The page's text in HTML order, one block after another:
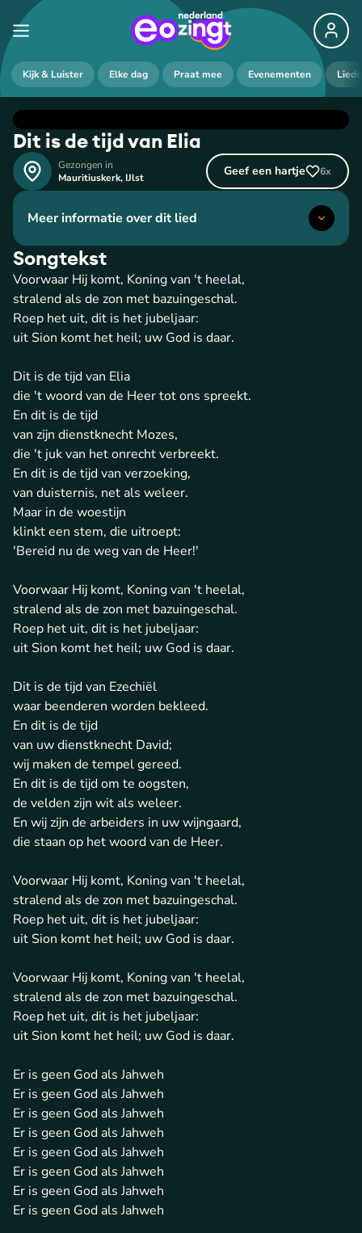
Kijk & Luister Elke dag Praat mee Evenementen
Dit is de tijd van Elia
Gezongen in
Mauritiuskerk, IJlst Geef een hartje 6x
Meer informatie over dit lied
Songtekst
Voorwaar Hij komt, Koning van 't heelal,
stralend als de zon met bazuingeschal.
Roep het uit, dit is het jubeljaar:
uit Sion komt het heil; uw God is daar.
Dit is de tijd van Elia
die 't woord van de Heer tot ons spreekt.
En dit is de tijd
van zijn dienstknecht Mozes,
die 't juk van het onrecht verbreekt.
En dit is de tijd van verzoeking,
van duisternis, net als weleer.
Maar in de woestijn
klinkt een stem, die uitroept:
'Bereid nu de weg van de Heer!'
Voorwaar Hij komt, Koning van 't heelal,
stralend als de zon met bazuingeschal.
Roep het uit, dit is het jubeljaar:
uit Sion komt het heil; uw God is daar.
Dit is de tijd van Ezechiël
waar beenderen worden bekleed.
En dit is de tijd
van uw dienstknecht David;
wij maken de tempel gereed.
En dit is de tijd om te oogsten,
de velden zijn wit als weleer.
En wij zijn de arbeiders in uw wijngaard,
die staan op het woord van de Heer.
Voorwaar Hij komt, Koning van 't heelal,
stralend als de zon met bazuingeschal.
Roep het uit, dit is het jubeljaar:
uit Sion komt het heil; uw God is daar.
Voorwaar Hij komt, Koning van 't heelal,
stralend als de zon met bazuingeschal.
Roep het uit, dit is het jubeljaar:
uit Sion komt het heil; uw God is daar.
Er is geen God als Jahweh
Er is geen God als Jahweh
Er is geen God als Jahweh
Er is geen God als Jahweh
Er is geen God als Jahweh
Er is geen God als Jahweh
Er is geen God als Jahweh
Er is geen God als Jahweh